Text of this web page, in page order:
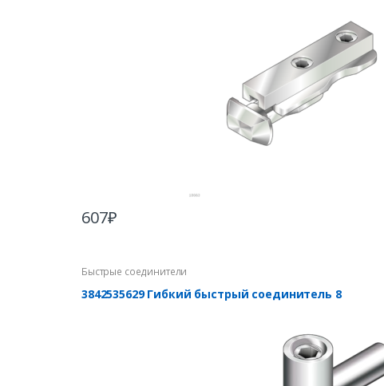
607₽
Быстрые соединители
3842535629 Гибкий быстрый соединитель 8